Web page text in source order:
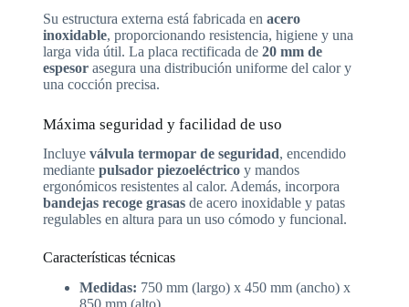
Su estructura externa está fabricada en acero
inoxidable, proporcionando resistencia, higiene y una
larga vida útil. La placa rectificada de 20 mm de
espesorasegura una distribución uniforme del calor y
una cocción precisa.
Máxima seguridad y facilidad de uso
Incluye válvula termopar de seguridad, encendido
mediante pulsador piezoeléctricoy mandos
ergonómicos resistentes al calor. Además, incorpora
bandejas recoge grasasde acero inoxidable y patas
regulables en altura para un uso cómodo y funcional.
Características técnicas
Medidas: 750 mm (largo) x 450 mm (ancho) x
850 mm (alto)